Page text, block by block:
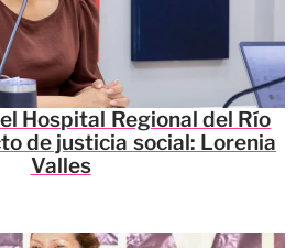
Hospital Regional del Río
de justicia social: Lorenia
Valles